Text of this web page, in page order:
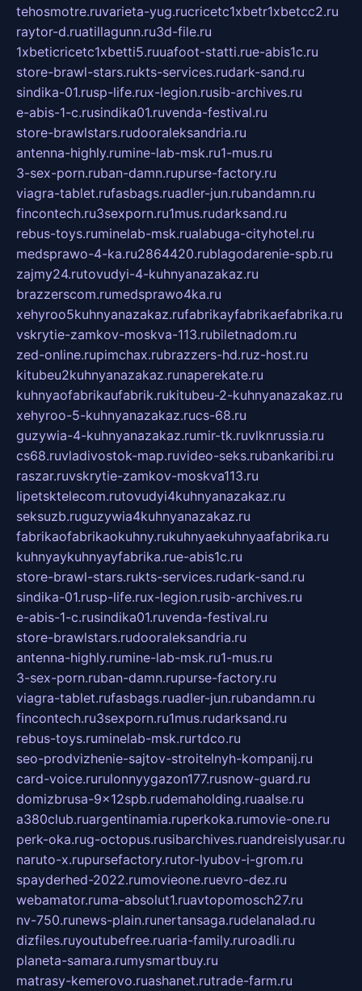
tehosmotre.ruvarieta-yug.rucricetc1xbetr1xbetcc2.ru
raytor-d.ruatillagunn.ru3d-file.ru
1xbeticricetc1xbetti5.ruuafoot-statti.rue-abis1c.ru
store-brawl-stars.rukts-services.rudark-sand.ru
sindika-01.rusp-life.rux-legion.rusib-archives.ru
e-abis-1-c.rusindika01.ruvenda-festival.ru
store-brawlstars.rudooraleksandria.ru
antenna-highly.rumine-lab-msk.ru1-mus.ru
3-sex-porn.ruban-damn.rupurse-factory.ru
viagra-tablet.rufasbags.ruadler-jun.rubandamn.ru
fincontech.ru3sexporn.ru1mus.rudarksand.ru
rebus-toys.ruminelab-msk.rualabuga-cityhotel.ru
medsprawo-4-ka.ru2864420.rublagodarenie-spb.ru
zajmy24.rutovudyi-4-kuhnyanazakaz.ru
brazzerscom.rumedsprawo4ka.ru
xehyroo5kuhnyanazakaz.rufabrikayfabrikaefabrika.ru
vskrytie-zamkov-moskva-113.rubiletnadom.ru
zed-online.rupimchax.rubrazzers-hd.ruz-host.ru
kitubeu2kuhnyanazakaz.runaperekate.ru
kuhnyaofabrikaufabrik.rukitubeu-2-kuhnyanazakaz.ru
xehyroo-5-kuhnyanazakaz.rucs-68.ru
guzywia-4-kuhnyanazakaz.rumir-tk.ruvlknrussia.ru
cs68.ruvladivostok-map.ruvideo-seks.rubankaribi.ru
raszar.ruvskrytie-zamkov-moskva113.ru
lipetsktelecom.rutovudyi4kuhnyanazakaz.ru
seksuzb.ruguzywia4kuhnyanazakaz.ru
fabrikaofabrikaokuhny.rukuhnyaekuhnyaafabrika.ru
kuhnyaykuhnyayfabrika.rue-abis1c.ru
store-brawl-stars.rukts-services.rudark-sand.ru
sindika-01.rusp-life.rux-legion.rusib-archives.ru
e-abis-1-c.rusindika01.ruvenda-festival.ru
store-brawlstars.rudooraleksandria.ru
antenna-highly.rumine-lab-msk.ru1-mus.ru
3-sex-porn.ruban-damn.rupurse-factory.ru
viagra-tablet.rufasbags.ruadler-jun.rubandamn.ru
fincontech.ru3sexporn.ru1mus.rudarksand.ru
rebus-toys.ruminelab-msk.rurtdco.ru
seo-prodvizhenie-sajtov-stroitelnyh-kompanij.ru
card-voice.rurulonnyygazon177.rusnow-guard.ru
domizbrusa-9x12spb.rudemaholding.ruaalse.ru
a380club.ruargentinamia.ruperkoka.rumovie-one.ru
perk-oka.rug-octopus.rusibarchives.ruandreislyusar.ru
naruto-x.rupursefactory.rutor-lyubov-i-grom.ru
spayderhed-2022.rumovieone.ruevro-dez.ru
webamator.ruma-absolut1.ruavtopomosch27.ru
nv-750.runews-plain.runertansaga.rudelanalad.ru
dizfiles.ruyoutubefree.ruaria-family.ruroadli.ru
planeta-samara.rumysmartbuy.ru
matrasy-kemerovo.ruashanet.rutrade-farm.ru